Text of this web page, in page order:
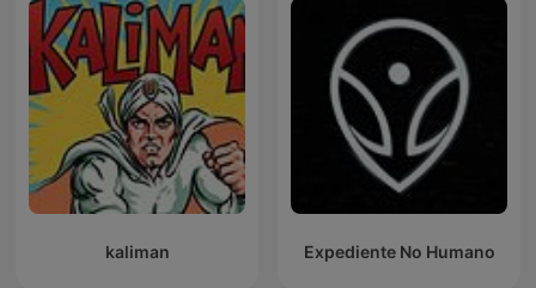
kaliman Expediente No Humano